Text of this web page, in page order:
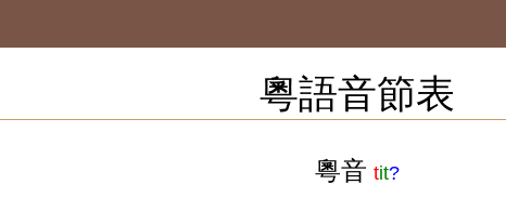
粵語音節表
粵音 tit?